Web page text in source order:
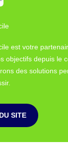
est votre
objectifs depuis le
des solutions
SITE